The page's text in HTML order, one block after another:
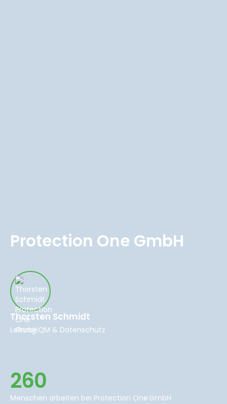
Protection One GmbH
Thorsten Schmidt
Leitung QM & Datenschutz
260
Menschen arbeiten bei Protection One GmbH